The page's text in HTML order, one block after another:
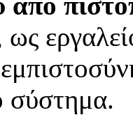
ως
σύστημα.